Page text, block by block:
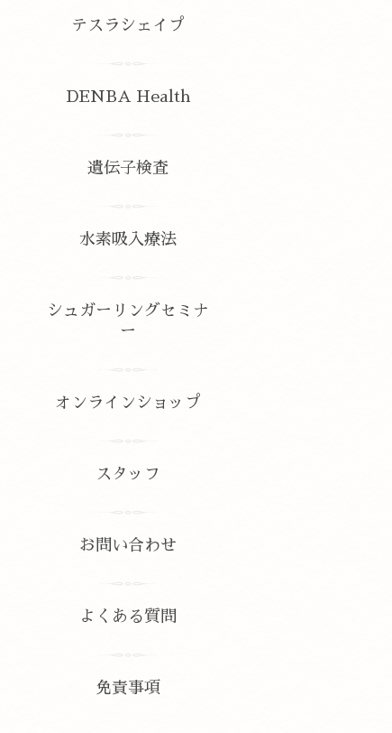
テスラシェイプ
DENBA Health
遺伝子検査
水素吸入療法
シュガーリングセミナ
ー
オンラインショップ
スタッフ
お問い合わせ
よくある質問
免責事項